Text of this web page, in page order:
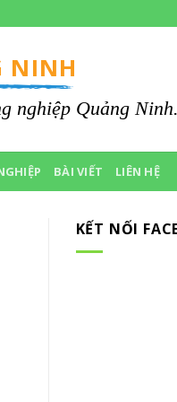
NINH
nghiệp Quảng Ninh.
BÀI VIẾT LIÊN HỆ
KẾT NỐI